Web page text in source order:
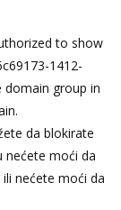
to show
1412-
domain group in
da blokirate
nećete moći da
nećete moći da